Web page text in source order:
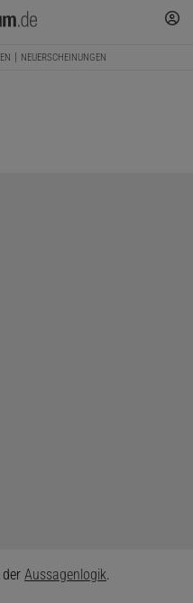
NEUERSCHEINUNGEN
Aussagenlogik.